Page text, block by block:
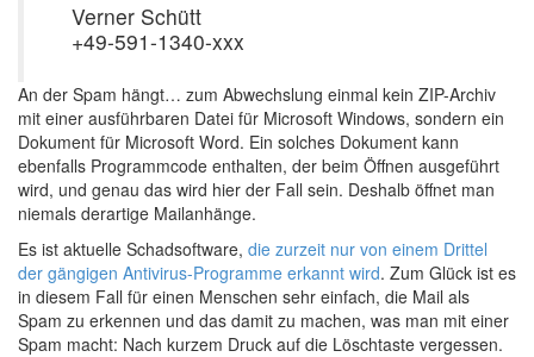
Verner Schütt
+49-591-1340-xxx
An der Spam hängt… zum Abwechslung einmal kein ZIP-Archiv
mit einer ausführbaren Datei für Microsoft Windows, sondern ein
Dokument für Microsoft Word. Ein solches Dokument kann
ebenfalls Programmcode enthalten, der beim Öffnen ausgeführt
wird, und genau das wird hier der Fall sein. Deshalb öffnet man
niemals derartige Mailanhänge.
Es ist aktuelle Schadsoftware, die zurzeit nur von einem Drittel
der gängigen Antivirus-Programme erkannt wird. Zum Glück ist es
in diesem Fall für einen Menschen sehr einfach, die Mail als
Spam zu erkennen und das damit zu machen, was man mit einer
Spam macht: Nach kurzem Druck auf die Löschtaste vergessen.